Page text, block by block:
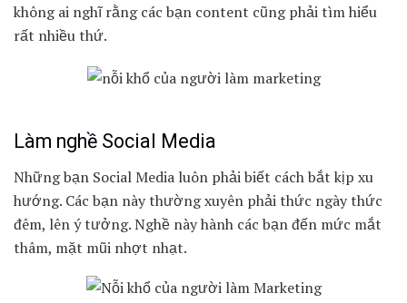
không ai nghĩ rằng các bạn content cũng phải tìm hiểu
rất nhiều thứ.
Làm nghề Social Media
Những bạn Social Media luôn phải biết cách bắt kịp xu
hướng. Các bạn này thường xuyên phải thức ngày thức
đêm, lên ý tưởng. Nghề này hành các bạn đến mức mắt
thâm, mặt mũi nhợt nhạt.